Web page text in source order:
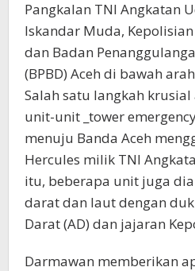
Pangkalan TNI Angkatan
Iskandar Muda, Kepolisian
dan Badan
(BPBD) Aceh di bawah
Salah satu langkah
unit-unit _tower
menuju Banda Aceh
Hercules milik TNI
itu, beberapa unit juga
darat dan laut dengan
Darat (AD) dan jajaran
Darmawan memberikan